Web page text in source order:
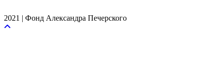
2021 | Фонд Александра Печерского